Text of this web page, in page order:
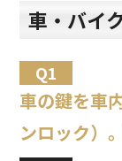
車・バイ
車の鍵を車
ンロック）